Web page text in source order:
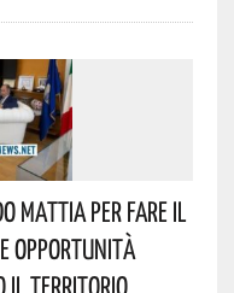
Mattia Per Fare Il
Opportunità